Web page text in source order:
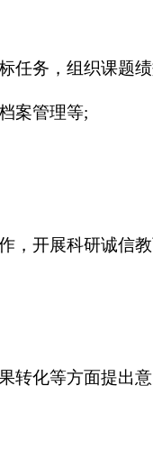
任务，组织课题
案管理等;
，开展科研诚信教
转化等方面提出